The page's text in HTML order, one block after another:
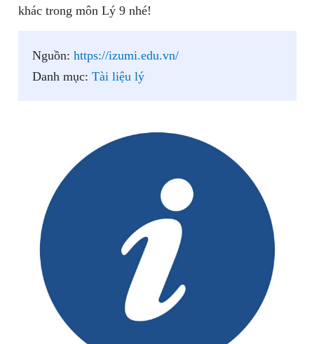
khác trong môn Lý 9 nhé!
Nguồn: https://izumi.edu.vn/
Danh mục: Tài liệu lý